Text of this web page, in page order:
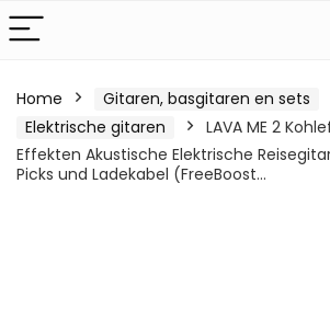
Home
Gitaren, basgitaren en sets
Elektrische gitaren
LAVA ME 2
Effekten Akustische Elektrische
Picks und Ladekabel (FreeBoost…